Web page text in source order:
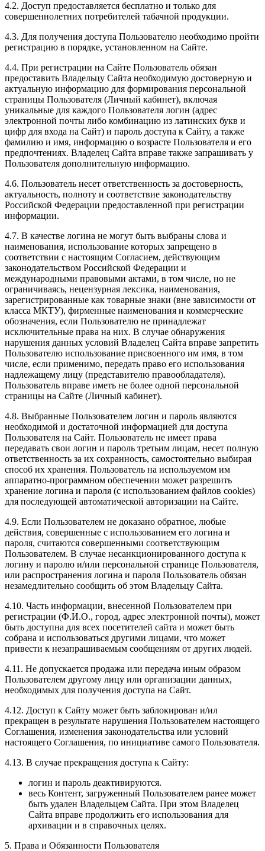
4.2. Доступ предоставляется бесплатно и только для
совершеннолетних потребителей табачной продукции.
4.3. Для получения доступа Пользователю необходимо пройти
регистрацию в порядке, установленном на Сайте.
4.4. При регистрации на Сайте Пользователь обязан
предоставить Владельцу Сайта необходимую достоверную и
актуальную информацию для формирования персональной
страницы Пользователя (Личный кабинет), включая
уникальные для каждого Пользователя логин (адрес
электронной почты либо комбинацию из латинских букв и
цифр для входа на Сайт) и пароль доступа к Сайту, а также
фамилию и имя, информацию о возрасте Пользователя и его
предпочтениях. Владелец Сайта вправе также запрашивать у
Пользователя дополнительную информацию.
4.6. Пользователь несет ответственность за достоверность,
актуальность, полноту и соответствие законодательству
Российской Федерации предоставленной при регистрации
информации.
4.7. В качестве логина не могут быть выбраны слова и
наименования, использование которых запрещено в
соответствии с настоящим Согласием, действующим
законодательством Российской Федерации и
международными правовыми актами, в том числе, но не
ограничиваясь, нецензурная лексика, наименования,
зарегистрированные как товарные знаки (вне зависимости от
класса МКТУ), фирменные наименования и коммерческие
обозначения, если Пользователю не принадлежат
исключительные права на них. В случае обнаружения
нарушения данных условий Владелец Сайта вправе запретить
Пользователю использование присвоенного им имя, в том
числе, если применимо, передать право его использования
надлежащему лицу (представителю правообладателя).
Пользователь вправе иметь не более одной персональной
страницы на Сайте (Личный кабинет).
4.8. Выбранные Пользователем логин и пароль являются
необходимой и достаточной информацией для доступа
Пользователя на Сайт. Пользователь не имеет права
передавать свои логин и пароль третьим лицам, несет полную
ответственность за их сохранность, самостоятельно выбирая
способ их хранения. Пользователь на используемом им
аппаратно-программном обеспечении может разрешить
хранение логина и пароля (с использованием файлов cookies)
для последующей автоматической авторизации на Сайте.
4.9. Если Пользователем не доказано обратное, любые
действия, совершенные с использованием его логина и
пароля, считаются совершенными соответствующим
Пользователем. В случае несанкционированного доступа к
логину и паролю и/или персональной странице Пользователя,
или распространения логина и пароля Пользователь обязан
незамедлительно сообщить об этом Владельцу Сайта.
4.10. Часть информации, внесенной Пользователем при
регистрации (Ф.И.О., город, адрес электронной почты), может
быть доступна для всех посетителей сайта и может быть
собрана и использоваться другими лицами, что может
привести к незапрашиваемым сообщениям от других людей.
4.11. Не допускается продажа или передача иным образом
Пользователем другому лицу или организации данных,
необходимых для получения доступа на Сайт.
4.12. Доступ к Сайту может быть заблокирован и/ил
прекращен в результате нарушения Пользователем настоящего
Соглашения, изменения законодательства или условий
настоящего Соглашения, по инициативе самого Пользователя.
4.13. В случае прекращения доступа к Сайту:
логин и пароль деактивируются.
весь Контент, загруженный Пользователем ранее может
быть удален Владельцем Сайта. При этом Владелец
Сайта вправе продолжить его использования для
архивации и в справочных целях.
5. Права и Обязанности Пользователя